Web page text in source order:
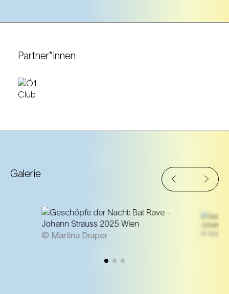
Partner*innen
Galerie
© Martina Draper ©